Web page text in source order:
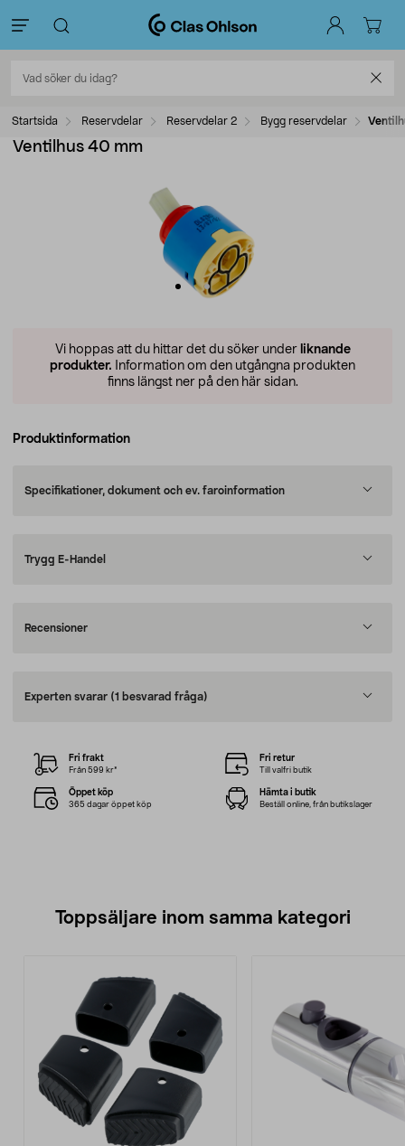
Startsida Reservdelar Reservdelar 2 Bygg reservdelar
Ventilhus 40 mm
Vi hoppas att du hittar det du söker under liknande
produkter. Information om den utgångna produkten
finns längst ner på den här sidan.
Produktinformation
Specifikationer, dokument och ev. faroinformation
Trygg E-Handel
Recensioner
Experten svarar (1 besvarad fråga)
Fri frakt
Från 599 kr*
Fri retur
Till valfri butik
Öppet köp
365 dagar öppet köp
Hämta i butik
Beställ online, från butikslager
Toppsäljare inom samma kategori